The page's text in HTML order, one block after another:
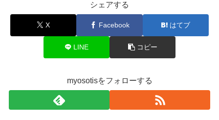
シェアする
X Facebook はてブ
LINE コピー
myosotisをフォローする